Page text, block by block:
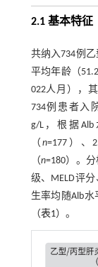
2.1 基本特征
共纳入734例
平均年龄（
022人月），
734例患者入
g/L，根据
（n=177）、
（n=180）。
级、MELD评
生率均随Alb
（表1）。